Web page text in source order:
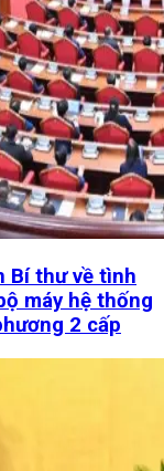
Bí thư về tình
máy hệ thống
2 cấp